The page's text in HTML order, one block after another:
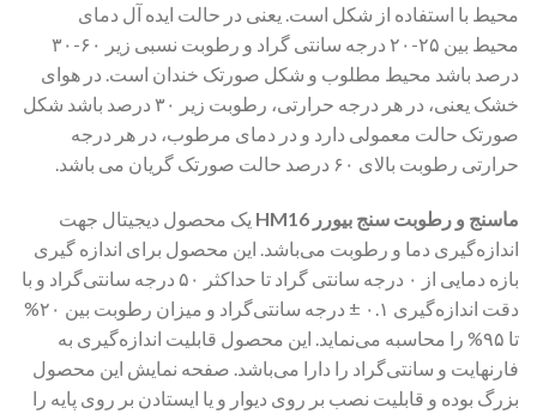
محیط با استفاده از شکل است. یعنی در حالت ایده آل دمای
محیط بین ۲۵-۲۰ درجه سانتی گراد و رطوبت نسبی زیر ۶۰-۳۰
درصد باشد محیط مطلوب و شکل صورتک خندان است. در هوای
خشک یعنی، در هر درجه حرارتی، رطوبت زیر ۳۰ درصد باشد شکل
صورتک حالت معمولی دارد و در دمای مرطوب، در هر درجه
حرارتی رطوبت بالای ۶۰ درصد حالت صورتک گریان می باشد.
ماسنج و رطوبت سنج بیورر HM16
یک محصول دیجیتال جهت
اندازه‌گیری دما و رطوبت می‌باشد. این محصول برای اندازه گیری
بازه دمایی از ۰ درجه سانتی گراد تا حداکثر ۵۰ درجه سانتی‌گراد و با
دقت اندازه‌گیری ۰.۱ ± درجه‌ سانتی‌گراد و میزان رطوبت بین ۲۰%
تا ۹۵% را محاسبه می‌نماید. این محصول قابلیت اندازه‌گیری به
فارنهایت و سانتی‌گراد را دارا می‌باشد. صفحه نمایش این محصول
بزرگ بوده و قابلیت نصب بر روی دیوار و یا ایستادن بر روی پایه را